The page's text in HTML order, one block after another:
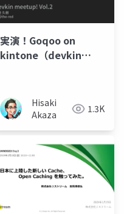
実演！Goqoo on
kintone（devkin
Hisaki
Akaza
1.3K